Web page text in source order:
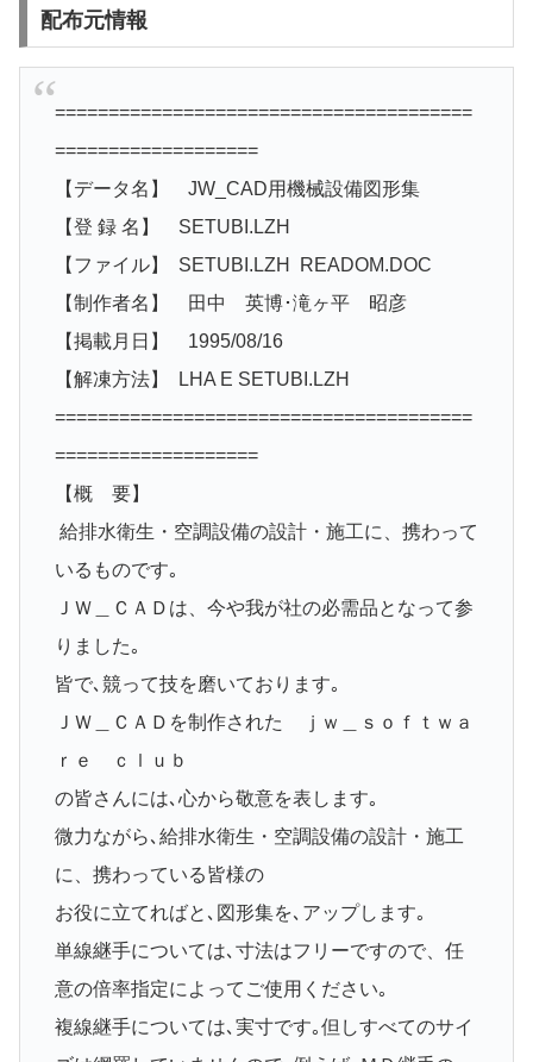
配布元情報
=======================================
===================
【データ名】 JW_CAD用機械設備図形集
【登 録 名】 SETUBI.LZH
【ファイル】 SETUBI.LZH READOM.DOC
【制作者名】 田中 英博･滝ヶ平 昭彦
【掲載月日】 1995/08/16
【解凍方法】 LHA E SETUBI.LZH
=======================================
===================
【概 要】
給排水衛生・空調設備の設計・施工に、携わって
いるものです｡
ＪＷ＿ＣＡＤは、今や我が社の必需品となって参
りました｡
皆で､競って技を磨いております｡
ＪＷ＿ＣＡＤを制作された ｊｗ＿ｓｏｆｔｗａ
ｒｅ ｃｌｕｂ
の皆さんには､心から敬意を表します｡
微力ながら､給排水衛生・空調設備の設計・施工
に、携わっている皆様の
お役に立てればと､図形集を､アップします｡
単線継手については､寸法はフリーですので、任
意の倍率指定によってご使用ください｡
複線継手については､実寸です｡但しすべてのサイ